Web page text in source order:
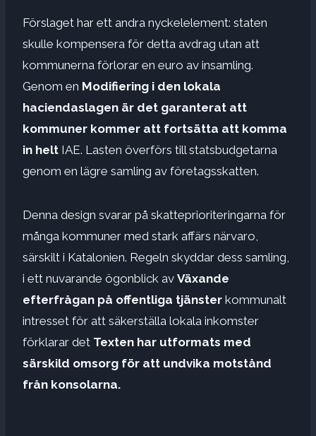
Förslaget har ett andra nyckelelement: staten
skulle kompensera för detta avdrag utan att
kommunerna förlorar en euro av insamling.
Genom en Modifiering i den lokala
haciendaslagen är det garanterat att
kommuner kommer att fortsätta att komma
in helt IAE. Lasten överförs till statsbudgetarna
genom en lägre samling av företagsskatten.
Denna design svarar på skatteprioriteringarna för
många kommuner med stark affärs närvaro,
särskilt i Katalonien. Regeln skyddar dess samling,
i ett nuvarande ögonblick av Växande
efterfrågan på offentliga tjänster kommunalt
intresset för att säkerställa lokala inkomster
förklarar det Texten har utformats med
särskild omsorg för att undvika motstånd
från konsolarna.